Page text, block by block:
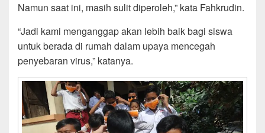
Namun saat ini, masih sulit diperoleh,” kata Fahkrudin.
“Jadi kami menganggap akan lebih baik bagi siswa
untuk berada di rumah dalam upaya mencegah
penyebaran virus,” katanya.